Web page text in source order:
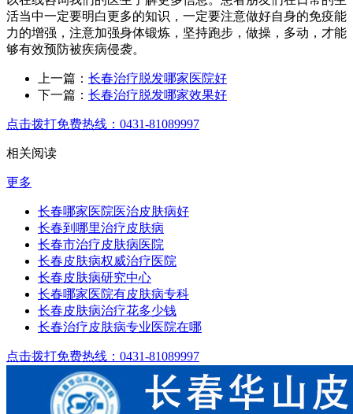
活当中一定要明白更多的知识，一定要注意做好自身的免疫能
力的增强，注意加强身体锻炼，坚持跑步，做操，多动，才能
够有效预防被疾病侵袭。
上一篇： 长春治疗脱发哪家医院好
下一篇： 长春治疗脱发哪家效果好
点击拨打免费热线：0431-81089997
相关阅读
更多
长春哪家医院医治皮肤病好
长春到哪里治疗皮肤病
长春市治疗皮肤病医院
长春皮肤病权威治疗医院
长春皮肤病研究中心
长春哪家医院有皮肤病专科
长春皮肤病治疗花多少钱
长春治疗皮肤病专业医院在哪
点击拨打免费热线：0431-81089997